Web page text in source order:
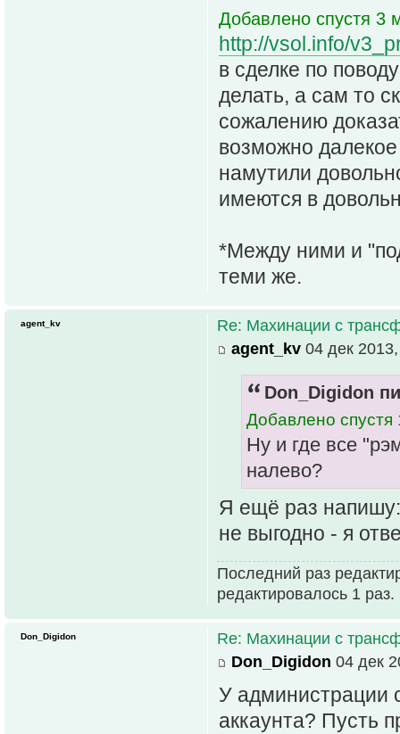
Добавлено спустя 3
http://vsol.info/
в сделке по
делать, а сам то
сожалению
возможно
намутили
имеются в
*Между ними и
теми же.
Re: Махинации с
agent_kv 04 дек
Don_Digidon
Добавлено спустя
Ну и где все
налево?
Я ещё раз
не выгодно - я
Последний раз
редактировалось 1 раз.
agent_kv
Re: Махинации с
Don_Digidon 04 дек
У администрации
аккаунта? Пусть
Don_Digidon